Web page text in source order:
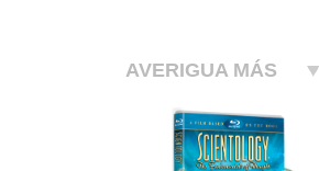
AVERIGUA MÁS